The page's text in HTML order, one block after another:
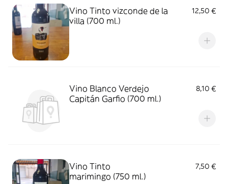
Vino Tinto vizconde de la
villa (700 ml.)
12,50 €
Vino Blanco Verdejo
Capitán Garfio (700 ml.)
8,10 €
Vino Tinto
marimingo (750 ml.)
7,50 €